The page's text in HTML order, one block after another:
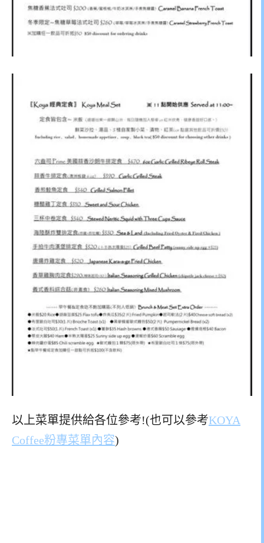
以上菜單提供給各位參考!(也可以參考KOYA
Coffee粉專菜單內容)